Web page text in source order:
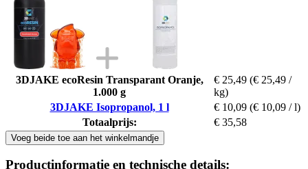
3DJAKE ecoResin Transparant Oranje,
1.000 g
€ 25,49 (€ 25,49 /
kg)
3DJAKE Isopropanol, 1 l
€ 10,09 (€ 10,09 / l)
Totaalprijs:
€ 35,58
Voeg beide toe aan het winkelmandje
Productinformatie en technische details: